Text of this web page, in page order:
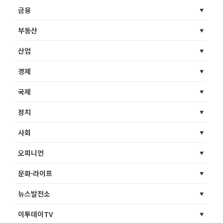
금융
부동산
산업
경제
국제
정치
사회
오피니언
문화·라이프
뉴스발전소
이투데이TV